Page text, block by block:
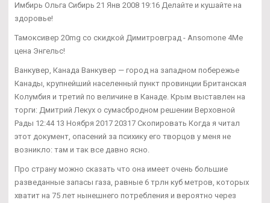
Имбирь Ольга Сибирь 21 Янв 2008 19:16 Делайте и кушайте на
здоровье!
Тамоксивер 20mg со скидкой Димитровград - Ansomone 4Me
цена Энгельс!
Ванкувер, Канада Ванкувер — город на западном побережье
Канады, крупнейший населенный пункт провинции Британская
Колумбия и третий по величине в Канаде. Крым выставлен на
торги: Дмитрий Лекух о сумасбродном решении Верховной
Рады 12:44 13 Ноября 2017 20317 Скопировать Когда я читал
этот документ, опасений за психику его творцов у меня не
возникло: там и так все давно ясно.
Про страну можно сказать что она имеет очень большие
разведанные запасы газа, равные 6 трлн куб метров, которых
хватит на 75 лет нынешнего потребления и вероятно через